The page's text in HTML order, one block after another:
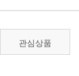
관심상품